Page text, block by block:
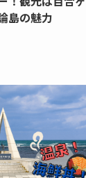
島の魅力